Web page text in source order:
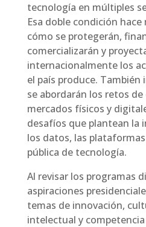
tecnología en múltiples
Esa doble condición
cómo se protegerán,
comercializarán y
internacionalmente los
el país produce. También
se abordarán los retos
mercados físicos y
desafíos que plantean la
los datos, las
pública de tecnología.
Al revisar los programas
aspiraciones
temas de innovación,
intelectual y